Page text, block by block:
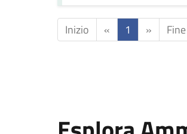
Inizio « 1 » Fine